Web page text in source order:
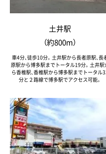
土井駅
（約800m）
車4分、徒歩10分。土井駅から長者原駅、長
原駅から博多駅までトータル19分。土井駅
ら香椎駅、香椎駅から博多駅までトータル
分と２路線で博多駅でアクセス可能。